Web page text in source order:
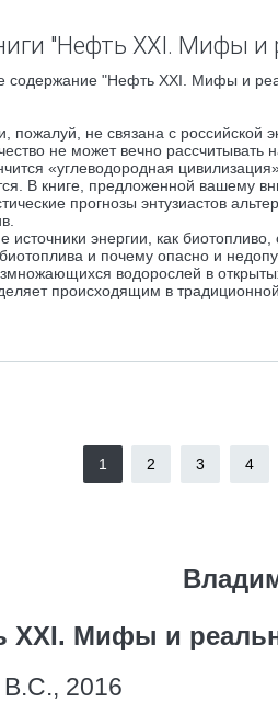
"Нефть XXI. Мифы и
содержание "Нефть XXI. Мифы и
пожалуй, не связана с российской
не может вечно рассчитывать
«углеводородная
В книге, предложенной вашему
прогнозы энтузиастов
источники энергии, как
и почему опасно и
водорослей в
происходящим в
1 2 3 4
XXI. Мифы и
2016